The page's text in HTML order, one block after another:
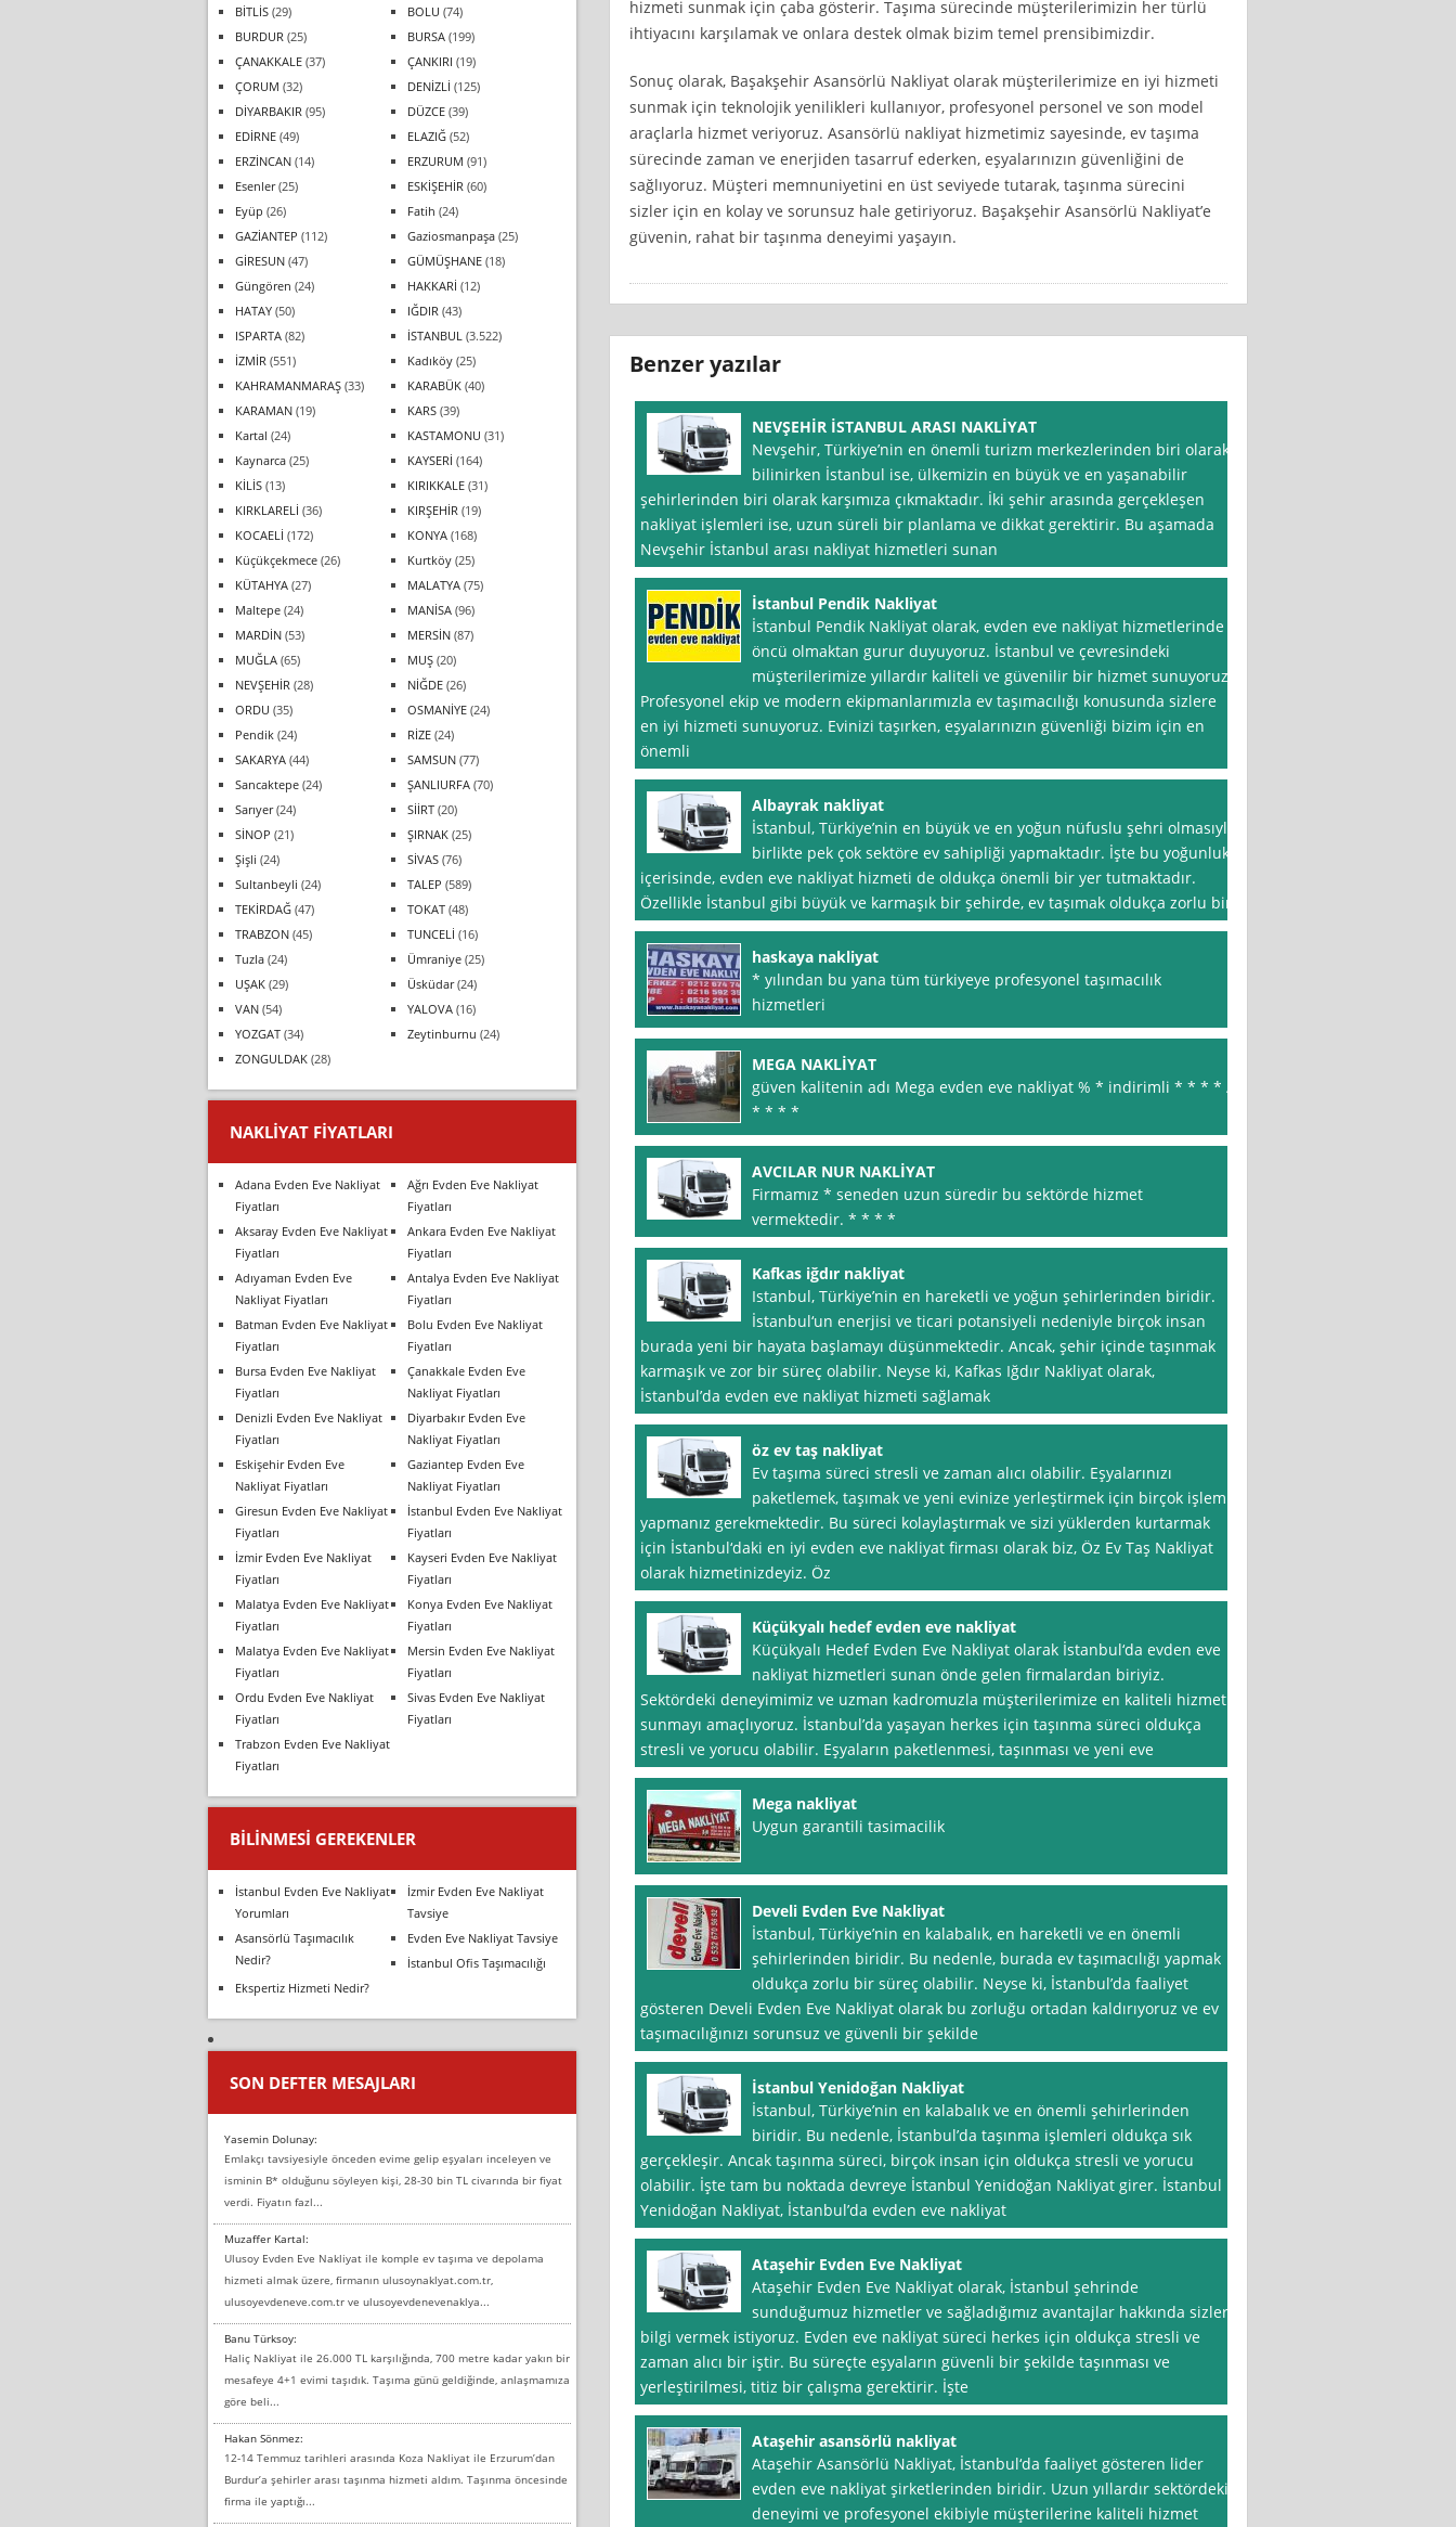
hizmeti sunmak için çaba gösterir. Taşıma sürecinde müşterilerimizin her türlü
ihtiyacını karşılamak ve onlara destek olmak bizim temel prensibimizdir.
Sonuç olarak, Başakşehir Asansörlü Nakliyat olarak müşterilerimize en iyi hizmeti
sunmak için teknolojik yenilikleri kullanıyor, profesyonel personel ve son model
araçlarla hizmet veriyoruz. Asansörlü nakliyat hizmetimiz sayesinde, ev taşıma
sürecinde zaman ve enerjiden tasarruf ederken, eşyalarınızın güvenliğini de
sağlıyoruz. Müşteri memnuniyetini en üst seviyede tutarak, taşınma sürecini
sizler için en kolay ve sorunsuz hale getiriyoruz. Başakşehir Asansörlü Nakliyat’e
güvenin, rahat bir taşınma deneyimi yaşayın.
Benzer yazılar
NEVŞEHİR İSTANBUL ARASI NAKLİYAT
Nevşehir, Türkiye’nin en önemli turizm merkezlerinden biri olarak
bilinirken İstanbul ise, ülkemizin en büyük ve en yaşanabilir
şehirlerinden biri olarak karşımıza çıkmaktadır. İki şehir arasında gerçekleşen
nakliyat işlemleri ise, uzun süreli bir planlama ve dikkat gerektirir. Bu aşamada
Nevşehir İstanbul arası nakliyat hizmetleri sunan
İstanbul Pendik Nakliyat
İstanbul Pendik Nakliyat olarak, evden eve nakliyat hizmetlerinde
öncü olmaktan gurur duyuyoruz. İstanbul ve çevresindeki
müşterilerimize yıllardır kaliteli ve güvenilir bir hizmet sunuyoruz.
Profesyonel ekip ve modern ekipmanlarımızla ev taşımacılığı konusunda sizlere
en iyi hizmeti sunuyoruz. Evinizi taşırken, eşyalarınızın güvenliği bizim için en
önemli
Albayrak nakliyat
İstanbul, Türkiye’nin en büyük ve en yoğun nüfuslu şehri olmasıyla
birlikte pek çok sektöre ev sahipliği yapmaktadır. İşte bu yoğunluk
içerisinde, evden eve nakliyat hizmeti de oldukça önemli bir yer tutmaktadır.
Özellikle İstanbul gibi büyük ve karmaşık bir şehirde, ev taşımak oldukça zorlu bir
haskaya nakliyat
* yılından bu yana tüm türkiyeye profesyonel taşımacılık
hizmetleri
MEGA NAKLİYAT
güven kalitenin adı Mega evden eve nakliyat % * indirimli * * * * /
* * * *
AVCILAR NUR NAKLİYAT
Firmamız * seneden uzun süredir bu sektörde hizmet
vermektedir. * * * *
Kafkas iğdır nakliyat
Istanbul, Türkiye’nin en hareketli ve yoğun şehirlerinden biridir.
İstanbul‘un enerjisi ve ticari potansiyeli nedeniyle birçok insan
burada yeni bir hayata başlamayı düşünmektedir. Ancak, şehir içinde taşınmak
karmaşık ve zor bir süreç olabilir. Neyse ki, Kafkas Iğdır Nakliyat olarak,
İstanbul’da evden eve nakliyat hizmeti sağlamak
öz ev taş nakliyat
Ev taşıma süreci stresli ve zaman alıcı olabilir. Eşyalarınızı
paketlemek, taşımak ve yeni evinize yerleştirmek için birçok işlem
yapmanız gerekmektedir. Bu süreci kolaylaştırmak ve sizi yüklerden kurtarmak
için İstanbul‘daki en iyi evden eve nakliyat firması olarak biz, Öz Ev Taş Nakliyat
olarak hizmetinizdeyiz. Öz
Küçükyalı hedef evden eve nakliyat
Küçükyalı Hedef Evden Eve Nakliyat olarak İstanbul‘da evden eve
nakliyat hizmetleri sunan önde gelen firmalardan biriyiz.
Sektördeki deneyimimiz ve uzman kadromuzla müşterilerimize en kaliteli hizmeti
sunmayı amaçlıyoruz. İstanbul’da yaşayan herkes için taşınma süreci oldukça
stresli ve yorucu olabilir. Eşyaların paketlenmesi, taşınması ve yeni eve
Mega nakliyat
Uygun garantili tasimacilik
Develi Evden Eve Nakliyat
İstanbul, Türkiye’nin en kalabalık, en hareketli ve en önemli
şehirlerinden biridir. Bu nedenle, burada ev taşımacılığı yapmak
oldukça zorlu bir süreç olabilir. Neyse ki, İstanbul’da faaliyet
gösteren Develi Evden Eve Nakliyat olarak bu zorluğu ortadan kaldırıyoruz ve ev
taşımacılığınızı sorunsuz ve güvenli bir şekilde
İstanbul Yenidoğan Nakliyat
İstanbul, Türkiye’nin en kalabalık ve en önemli şehirlerinden
biridir. Bu nedenle, İstanbul’da taşınma işlemleri oldukça sık
gerçekleşir. Ancak taşınma süreci, birçok insan için oldukça stresli ve yorucu
olabilir. İşte tam bu noktada devreye İstanbul Yenidoğan Nakliyat girer. İstanbul
Yenidoğan Nakliyat, İstanbul’da evden eve nakliyat
Ataşehir Evden Eve Nakliyat
Ataşehir Evden Eve Nakliyat olarak, İstanbul şehrinde
sunduğumuz hizmetler ve sağladığımız avantajlar hakkında sizlere
bilgi vermek istiyoruz. Evden eve nakliyat süreci herkes için oldukça stresli ve
zaman alıcı bir iştir. Bu süreçte eşyaların güvenli bir şekilde taşınması ve
yerleştirilmesi, titiz bir çalışma gerektirir. İşte
Ataşehir asansörlü nakliyat
Ataşehir Asansörlü Nakliyat, İstanbul‘da faaliyet gösteren lider
evden eve nakliyat şirketlerinden biridir. Uzun yıllardır sektördeki
deneyimi ve profesyonel ekibiyle müşterilerine kaliteli hizmet
BİTLİS (29) BOLU (74)
BURDUR (25) BURSA (199)
ÇANAKKALE (37) ÇANKIRI (19)
ÇORUM (32) DENİZLİ (125)
DİYARBAKIR (95) DÜZCE (39)
EDİRNE (49) ELAZIĞ (52)
ERZİNCAN (14) ERZURUM (91)
Esenler(25) ESKİŞEHİR (60)
Eyüp (26) Fatih (24)
GAZİANTEP (112) Gaziosmanpaşa (25)
GİRESUN (47) GÜMÜŞHANE (18)
Güngören (24) HAKKARİ (12)
HATAY (50) IĞDIR (43)
ISPARTA (82) İSTANBUL (3.522)
İZMİR (551) Kadıköy (25)
KAHRAMANMARAŞ (33) KARABÜK (40)
KARAMAN (19) KARS (39)
Kartal (24) KASTAMONU (31)
Kaynarca (25) KAYSERİ (164)
KİLİS (13) KIRIKKALE (31)
KIRKLARELİ (36) KIRŞEHİR (19)
KOCAELİ (172) KONYA (168)
Küçükçekmece (26) Kurtköy (25)
KÜTAHYA (27) MALATYA (75)
Maltepe (24) MANİSA (96)
MARDİN (53) MERSİN (87)
MUĞLA (65) MUŞ (20)
NEVŞEHİR (28) NİĞDE (26)
ORDU (35) OSMANİYE (24)
Pendik (24) RİZE (24)
SAKARYA (44) SAMSUN (77)
Sancaktepe (24) ŞANLIURFA (70)
Sarıyer(24) SİİRT (20)
SİNOP (21) ŞIRNAK (25)
Şişli (24) SİVAS (76)
Sultanbeyli (24) TALEP (589)
TEKİRDAĞ (47) TOKAT (48)
TRABZON (45) TUNCELİ (16)
Tuzla (24) Ümraniye (25)
UŞAK (29) Üsküdar(24)
VAN (54) YALOVA (16)
YOZGAT (34) Zeytinburnu (24)
ZONGULDAK (28)
NAKLIYAT FIYATLARI
Adana Evden Eve Nakliyat
Fiyatları
Ağrı Evden Eve Nakliyat
Fiyatları
Aksaray Evden Eve Nakliyat
Fiyatları
Ankara Evden Eve Nakliyat
Fiyatları
Adıyaman Evden Eve
Nakliyat Fiyatları
Antalya Evden Eve Nakliyat
Fiyatları
Batman Evden Eve Nakliyat
Fiyatları
Bolu Evden Eve Nakliyat
Fiyatları
Bursa Evden Eve Nakliyat
Fiyatları
Çanakkale Evden Eve
Nakliyat Fiyatları
Denizli Evden Eve Nakliyat
Fiyatları
Diyarbakır Evden Eve
Nakliyat Fiyatları
Eskişehir Evden Eve
Nakliyat Fiyatları
Gaziantep Evden Eve
Nakliyat Fiyatları
Giresun Evden Eve Nakliyat
Fiyatları
İstanbul Evden Eve Nakliyat
Fiyatları
İzmir Evden Eve Nakliyat
Fiyatları
Kayseri Evden Eve Nakliyat
Fiyatları
Malatya Evden Eve Nakliyat
Fiyatları
Konya Evden Eve Nakliyat
Fiyatları
Malatya Evden Eve Nakliyat
Fiyatları
Mersin Evden Eve Nakliyat
Fiyatları
Ordu Evden Eve Nakliyat
Fiyatları
Sivas Evden Eve Nakliyat
Fiyatları
Trabzon Evden Eve Nakliyat
Fiyatları
BILINMESI GEREKENLER
İstanbul Evden Eve Nakliyat
Yorumları
İzmir Evden Eve Nakliyat
Tavsiye
Asansörlü Taşımacılık
Nedir?
Evden Eve Nakliyat Tavsiye
İstanbul Ofis Taşımacılığı
Ekspertiz Hizmeti Nedir?
SON DEFTER MESAJLARI
Yasemin Dolunay:
Emlakçı tavsiyesiyle önceden evime gelip eşyaları inceleyen ve
isminin B* olduğunu söyleyen kişi, 28-30 bin TL civarında bir fiyat
verdi. Fiyatın fazl...
Muzaffer Kartal:
Ulusoy Evden Eve Nakliyat ile komple ev taşıma ve depolama
hizmeti almak üzere, firmanın ulusoynaklyat.com.tr,
ulusoyevdeneve.com.tr ve ulusoyevdenevenaklya...
Banu Türksoy:
Haliç Nakliyat ile 26.000 TL karşılığında, 700 metre kadar yakın bir
mesafeye 4+1 evimi taşıdık. Taşıma günü geldiğinde, anlaşmamıza
göre beli...
Hakan Sönmez:
12-14 Temmuz tarihleri arasında Koza Nakliyat ile Erzurum’dan
Burdur’a şehirler arası taşınma hizmeti aldım. Taşınma öncesinde
firma ile yaptığı...